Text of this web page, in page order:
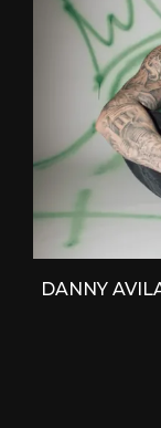
DANNY